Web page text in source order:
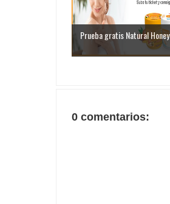
Prueba gratis Natural Honey
0 comentarios: